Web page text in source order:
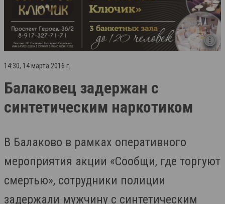
14:30, 14 марта 2016 г.
Балаковец задержан с
синтетическим наркотиком
В Балаково в рамках оперативного
мероприятия акции «Сообщи, где торгуют
смертью», сотрудники полиции
задержали мужчину с синтетическим